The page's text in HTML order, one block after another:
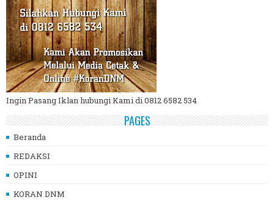
Ingin Pasang Iklan hubungi Kami di 0812 6582 534
PAGES
Beranda
REDAKSI
OPINI
KORAN DNM